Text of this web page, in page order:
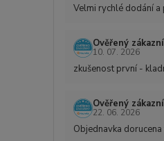
Velmi rychlé dodání a
Ověřený
10. 07. 2026
zkušenost první -
Ověřený
22. 06. 2026
Objednavka